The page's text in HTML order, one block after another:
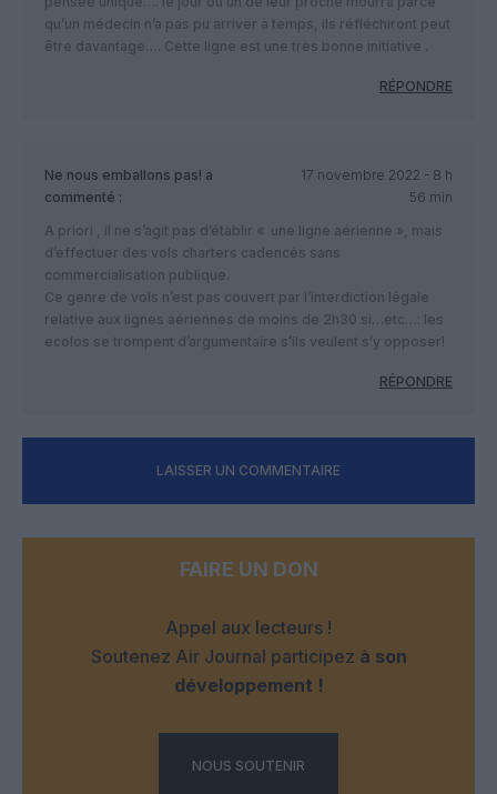
qu’un médecin n’a pas pu arriver à temps, ils réfléchiront peut
être davantage…. Cette ligne est une très bonne initiative .
RÉPONDRE
Ne nous emballons pas! a
commenté :
17 novembre 2022 - 8 h
56 min
A priori , il ne s’agit pas d’établir « une ligne aérienne », mais
d’effectuer des vols charters cadencés sans
commercialisation publique.
Ce genre de vols n’est pas couvert par l’interdiction légale
relative aux lignes aériennes de moins de 2h30 si…etc…: les
ecolos se trompent d’argumentaire s’ils veulent s’y opposer!
RÉPONDRE
LAISSER UN COMMENTAIRE
FAIRE UN DON
Appel aux lecteurs !
Soutenez Air Journal participez à son
développement !
NOUS SOUTENIR